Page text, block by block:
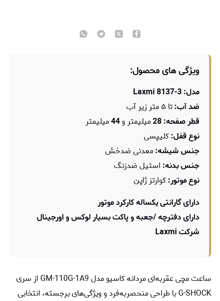
ویژگی های محصول:
مدل: Laxmi 8137-3
ضد آب:تا ۵ متر زیر آب
قطر صفحه: 28
میلیمتر و44میلیمتر
نوع قفل:کلیپسی
جنس شیشه:معدنی ضدخش
جنس بدنه: استیل ضدزنگ
نوع موتور:کوارتز ژاپن
دارای گارانتی یکساله کارکرد موتور
دارای دفترچه /جعبه و پاکت بسیار لوکس و اورجینال
شرکت Laxmi
ساعت مچی عقربه‌ای مردانه کاسیو مدل GM-110G-1A9 از سری
G-SHOCK با طراحی منحصربه‌فرد و ویژگی‌های برجسته، انتخابی